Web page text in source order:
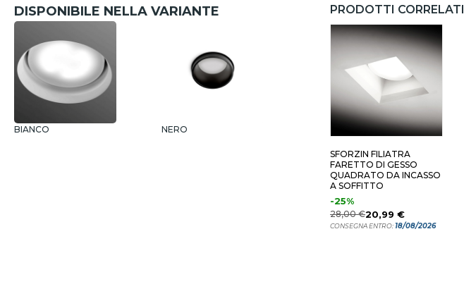
DISPONIBILE NELLA VARIANTE
BIANCO NERO 1 LUCE - NERO
PRODOTTI CORRELATI
SFORZIN FILIATRA
FARETTO DI GESSO
QUADRATO DA INCASSO
A SOFFITTO
-25%
28,00 €20,99 €
CONSEGNA ENTRO:18/08/2026